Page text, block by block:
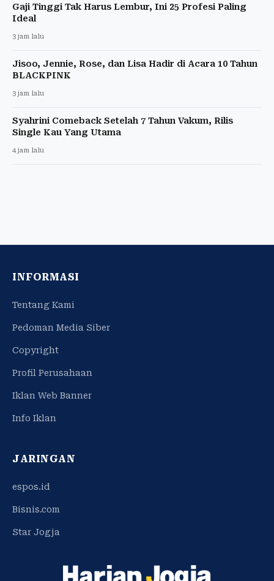
Gaji Tinggi Tak Harus Lembur, Ini 25 Profesi Paling
Ideal
3 jam lalu
Jisoo, Jennie, Rose, dan Lisa Hadir di Acara 10 Tahun
BLACKPINK
3 jam lalu
Syahrini Comeback Setelah 7 Tahun Vakum, Rilis
Single Kau Yang Utama
4 jam lalu
INFORMASI
Tentang Kami
Pedoman Media Siber
Copyright
Profil Perusahaan
Iklan Web Banner
Info Iklan
JARINGAN
espos.id
Bisnis.com
Star Jogja